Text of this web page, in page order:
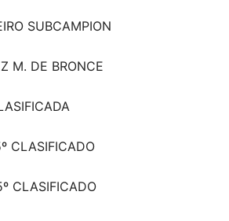
SUBCAMPION
M. DE BRONCE
CLASIFICADO
CLASIFICADO